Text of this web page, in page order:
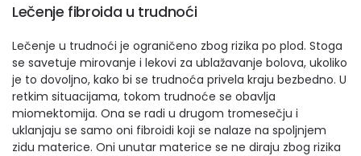
Lečenje fibroida u trudnoći
Lečenje u trudnoći je ograničeno zbog rizika po plod. Stoga
se savetuje mirovanje i lekovi za ublažavanje bolova, ukoliko
je to dovoljno, kako bi se trudnoća privela kraju bezbedno. U
retkim situacijama, tokom trudnoće se obavlja
miomektomija. Ona se radi u drugom tromesečju i
uklanjaju se samo oni fibroidi koji se nalaze na spoljnjem
zidu materice. Oni unutar materice se ne diraju zbog rizika